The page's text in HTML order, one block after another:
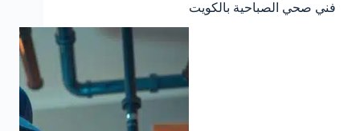
فني صحي الصباحية بالكويت